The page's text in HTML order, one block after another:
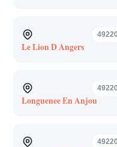
49220
Le Lion D Angers
49220
Longuenee En Anjou
49220